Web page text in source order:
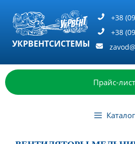
содержимому
УКРВЕНТСИСТЕМЫ
+38
+38
Прайс-лист
Каталог